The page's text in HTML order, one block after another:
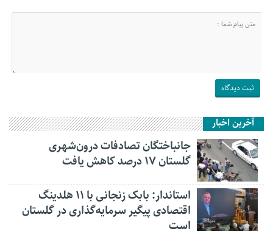
آخرین اخبار
جانباختگان تصادفات درون‌شهری
گلستان ۱۷ درصد کاهش یافت
استاندار: بابک زنجانی با ۱۱ هلدینگ
اقتصادی پیگیر سرمایه‌گذاری در گلستان
است